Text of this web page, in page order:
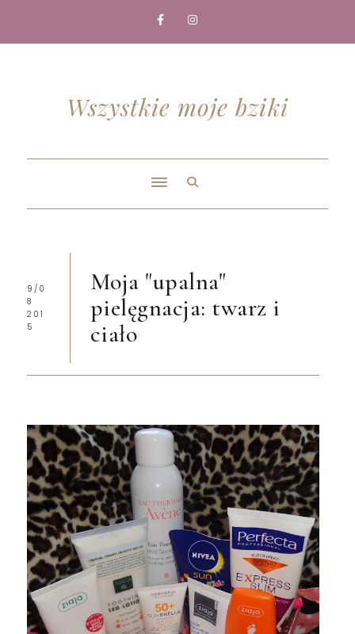
Wszystkie moje bziki
9/0
8
201
5
Moja "upalna"
pielęgnacja: twarz i
ciało